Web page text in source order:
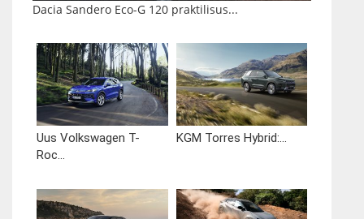
Dacia Sandero Eco-G 120 praktilisus...
Uus Volkswagen T-
Roc...
KGM Torres Hybrid:...